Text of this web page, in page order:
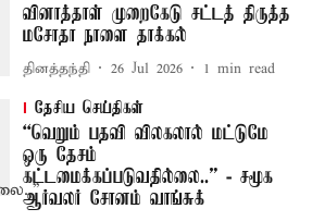
வினாத்தாள் முறைகேடு சட்டத் திருத்த
மசோதா நாளை தாக்கல்
தினத்தந்தி 26 Jul 2026 1 min read
தேசிய செய்திகள்
“வெறும் பதவி விலகலால் மட்டுமே
ஒரு தேசம்
கட்டமைக்கப்படுவதில்லை..” - சமூக
ஆர்வலர் சோனம் வாங்சுக்